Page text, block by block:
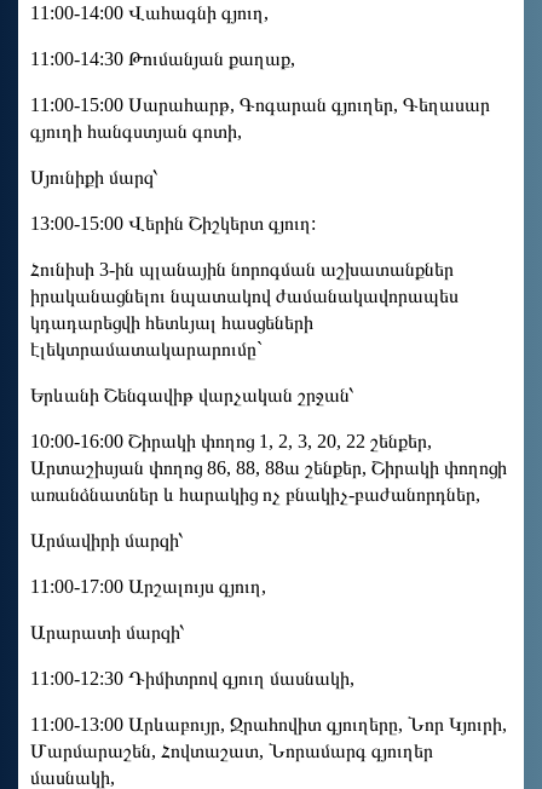
11:00-14:00 Վահագնի գյուղ,
11:00-14:30 Թումանյան քաղաք,
11:00-15:00 Սարահարթ, Գոգարան գյուղեր, Գեղասար
գյուղի հանգստյան գոտի,
Սյունիքի մարզ՝
13:00-15:00 Վերին Շիշկերտ գյուղ:
Հունիսի 3-ին պլանային նորոգման աշխատանքներ
իրականացնելու նպատակով ժամանակավորապես
կդադարեցվի հետևյալ հասցեների
էլեկտրամատակարարումը`
Երևանի Շենգավիթ վարչական շրջան՝
10:00-16:00 Շիրակի փողոց 1, 2, 3, 20, 22 շենքեր,
Արտաշիսյան փողոց 86, 88, 88ա շենքեր, Շիրակի փողոցի
առանձնատներ և հարակից ոչ բնակիչ-բաժանորդներ,
Արմավիրի մարզի՝
11:00-17:00 Արշալույս գյուղ,
Արարատի մարզի՝
11:00-12:30 Դիմիտրով գյուղ մասնակի,
11:00-13:00 Արևաբույր, Ջրահովիտ գյուղերը, Նոր Կյուրի,
Մարմարաշեն, Հովտաշատ, Նորամարգ գյուղեր
մասնակի,